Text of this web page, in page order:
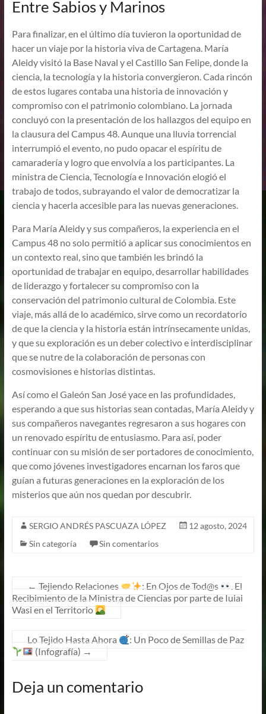
Entre Sabios y Marinos
Para finalizar, en el último día tuvieron la oportunidad de
hacer un viaje por la historia viva de Cartagena. María
Aleidy visitó la Base Naval y el Castillo San Felipe, donde la
ciencia, la tecnología y la historia convergieron. Cada rincón
de estos lugares contaba una historia de innovación y
compromiso con el patrimonio colombiano. La jornada
concluyó con la presentación de los hallazgos del equipo en
la clausura del Campus 48. Aunque una lluvia torrencial
interrumpió el evento, no pudo opacar el espíritu de
camaradería y logro que envolvía a los participantes. La
ministra de Ciencia, Tecnología e Innovación elogió el
trabajo de todos, subrayando el valor de democratizar la
ciencia y hacerla accesible para las nuevas generaciones.
Para María Aleidy y sus compañeros, la experiencia en el
Campus 48 no solo permitió a aplicar sus conocimientos en
un contexto real, sino que también les brindó la
oportunidad de trabajar en equipo, desarrollar habilidades
de liderazgo y fortalecer su compromiso con la
conservación del patrimonio cultural de Colombia. Este
viaje, más allá de lo académico, sirve como un recordatorio
de que la ciencia y la historia están intrínsecamente unidas,
y que su exploración es un deber colectivo e interdisciplinar
que se nutre de la colaboración de personas con
cosmovisiones e historias distintas.
Así como el Galeón San José yace en las profundidades,
esperando a que sus historias sean contadas, María Aleidy y
sus compañeros navegantes regresaron a sus hogares con
un renovado espíritu de entusiasmo. Para así, poder
continuar con su misión de ser portadores de conocimiento,
que como jóvenes investigadores encarnan los faros que
guían a futuras generaciones en la exploración de los
misterios que aún nos quedan por descubrir.
SERGIO ANDRÉS PASCUAZA LÓPEZ
12 agosto, 2024
Sin categoría
Sin comentarios
← Tejiendo Relaciones : En Ojos de Tod@s
. El
Recibimiento de la Ministra de Ciencias por parte de Iuiai
Wasi en el Territorio
Lo Tejido Hasta Ahora
: Un Poco de Semillas de Paz
(Infografía) →
Deja un comentario